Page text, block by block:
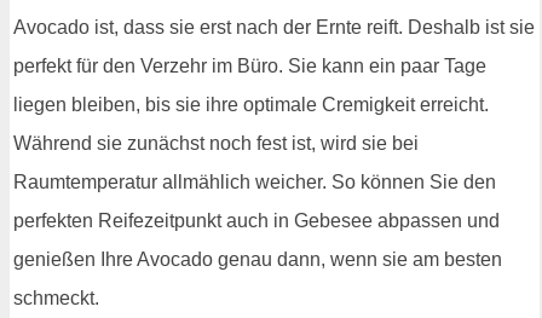
Avocado ist, dass sie erst nach der Ernte reift. Deshalb ist sie
perfekt für den Verzehr im Büro. Sie kann ein paar Tage
liegen bleiben, bis sie ihre optimale Cremigkeit erreicht.
Während sie zunächst noch fest ist, wird sie bei
Raumtemperatur allmählich weicher. So können Sie den
perfekten Reifezeitpunkt auch in Gebesee abpassen und
genießen Ihre Avocado genau dann, wenn sie am besten
schmeckt.